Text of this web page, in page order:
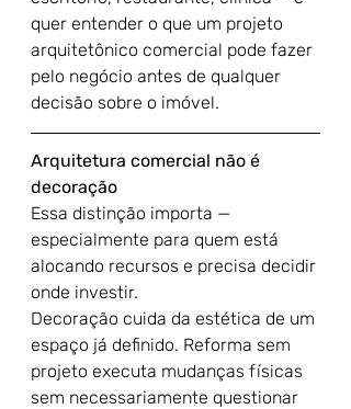
quer entender o que um projeto
arquitetônico comercial pode fazer
pelo negócio antes de qualquer
decisão sobre o imóvel.
Arquitetura comercial não é
decoração
Essa distinção importa —
especialmente para quem está
alocando recursos e precisa decidir
onde investir.
Decoração cuida da estética de um
espaço já definido. Reforma sem
projeto executa mudanças físicas
sem necessariamente questionar